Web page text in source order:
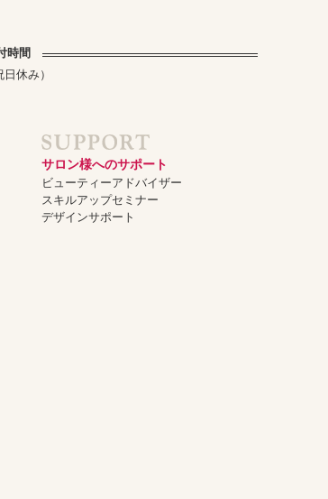
時間
休み）
サロン様へのサポート
ビューティーアドバイザー
スキルアップセミナー
デザインサポート